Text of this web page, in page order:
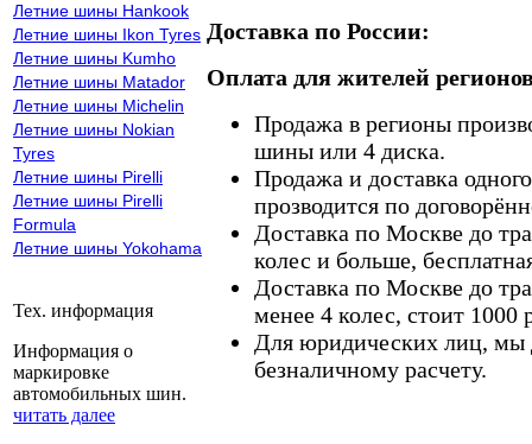
Летние шины Hankook
Летние шины Ikon Tyres
Летние шины Kumho
Летние шины Matador
Летние шины Michelin
Летние шины Nokian
Tyres
Летние шины Pirelli
Летние шины Pirelli
Formula
Летние шины Yokohama
Тех. информация
Информация о
маркировке
автомобильных шин.
читать далее
Доставка по России:
Оплата для жителей
Продажа в регионы
шины или 4 диска.
Продажа и доставка
прозводится по
Доставка по Москве до
колес и больше,
Доставка по Москве до
менее 4 колес, стоит 1000
Для юридических лиц, мы
безналичному расчету.